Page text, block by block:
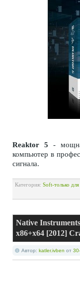
Reaktor 5 -
компьютер в
сигнала.
Категория: Soft-только
Native
x86+x64 [2012]
Автор: katler.ivben от